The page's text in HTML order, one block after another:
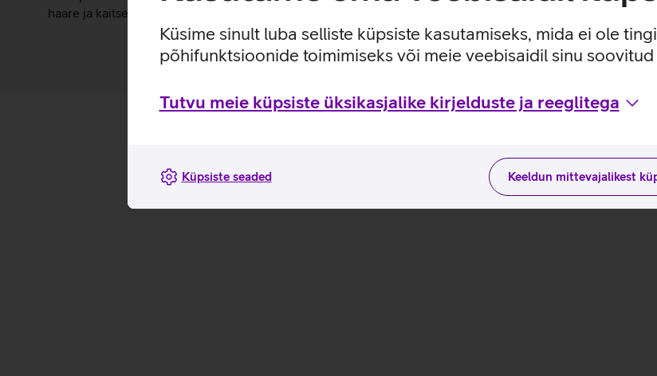
Küsime sinult luba selliste küpsiste kasutamiseks, mida ei ole
põhifunktsioonide toimimiseks või meie veebisaidil sinu
Tutvu meie küpsiste üksikasjalike kirjelduste ja reeglitega
Keeldun mittevajalikest
Küpsiste seaded
haare ja kaitse kriimustuste eest.